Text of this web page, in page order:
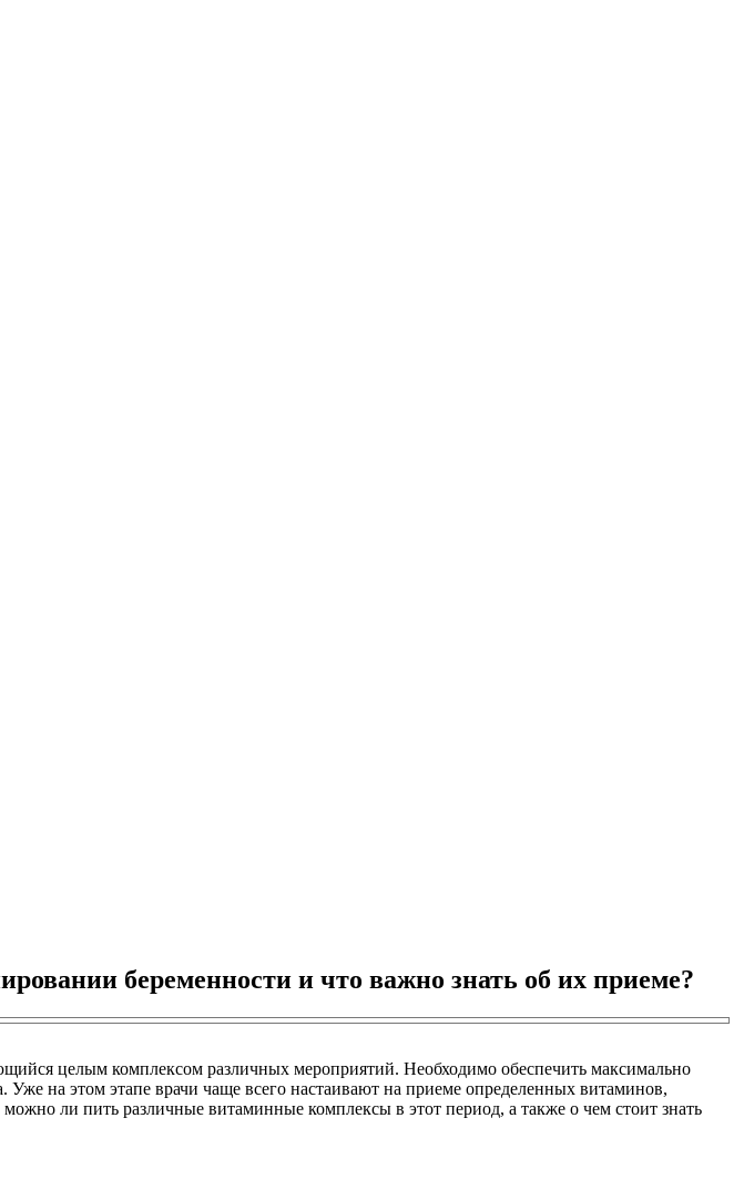
беременности и что важно знать об их приеме?
целым комплексом различных мероприятий. Необходимо обеспечить максимально
на этом этапе врачи чаще всего настаивают на приеме определенных витаминов,
ли пить различные витаминные комплексы в этот период, а также о чем стоит знать